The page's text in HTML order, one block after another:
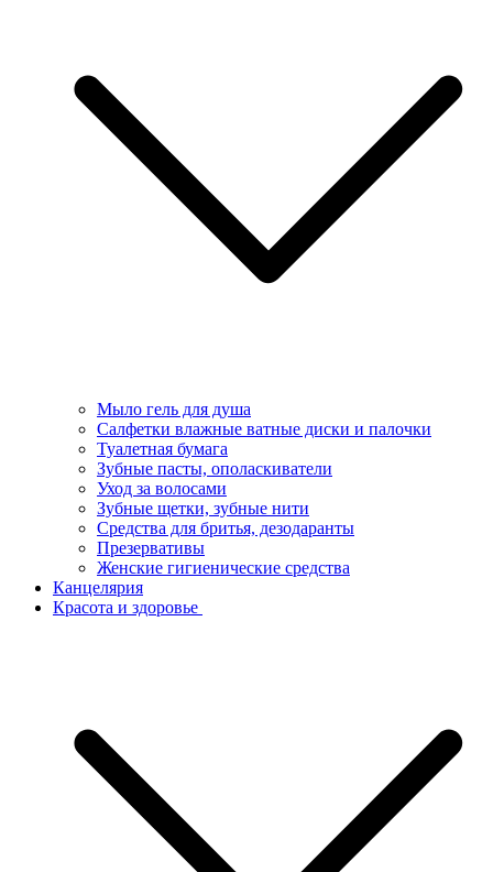
Мыло гель для душа
Салфетки влажные ватные диски и палочки
Туалетная бумага
Зубные пасты, ополаскиватели
Уход за волосами
Зубные щетки, зубные нити
Средства для бритья, дезодаранты
Презервативы
Женские гигиенические средства
Канцелярия
Красота и здоровье